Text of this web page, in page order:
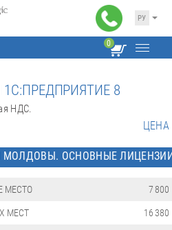
РУ
0
8
НДС.
ЦЕНА
МОЛДОВЫ. ОСНОВНЫЕ
МЕСТО 7 800
МЕСТ 16 380